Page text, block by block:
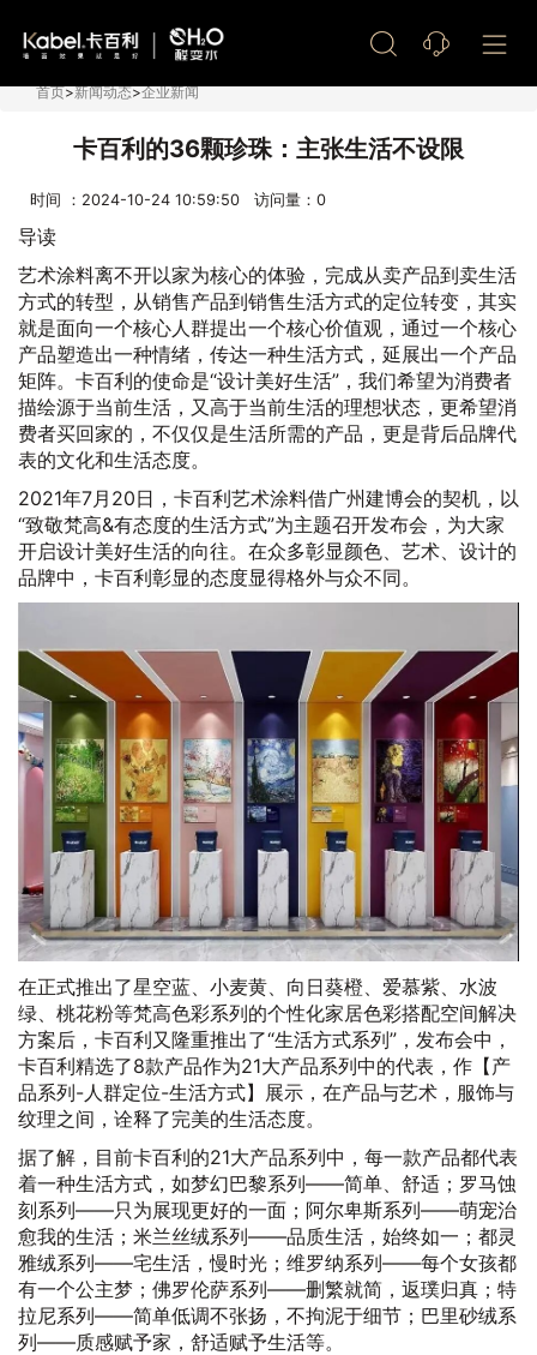
首页>新闻动态>企业新闻
卡百利的36颗珍珠：主张生活不设限
时间 ：2024-10-24 10:59:50 访问量： 0
导读
艺术涂料离不开以家为核心的体验，完成从卖产品到卖生活
方式的转型，从销售产品到销售生活方式的定位转变，其实
就是面向一个核心人群提出一个核心价值观，通过一个核心
产品塑造出一种情绪，传达一种生活方式，延展出一个产品
矩阵。卡百利的使命是“设计美好生活”，我们希望为消费者
描绘源于当前生活，又高于当前生活的理想状态，更希望消
费者买回家的，不仅仅是生活所需的产品，更是背后品牌代
表的文化和生活态度。
2021年7月20日，卡百利艺术涂料借广州建博会的契机，以
“致敬梵高&有态度的生活方式”为主题召开发布会，为大家
开启设计美好生活的向往。在众多彰显颜色、艺术、设计的
品牌中，卡百利彰显的态度显得格外与众不同。
在正式推出了星空蓝、小麦黄、向日葵橙、爱慕紫、水波
绿、桃花粉等梵高色彩系列的个性化家居色彩搭配空间解决
方案后，卡百利又隆重推出了“生活方式系列”，发布会中，
卡百利精选了8款产品作为21大产品系列中的代表，作【产
品系列-人群定位-生活方式】展示，在产品与艺术，服饰与
纹理之间，诠释了完美的生活态度。
据了解，目前卡百利的21大产品系列中，每一款产品都代表
着一种生活方式，如梦幻巴黎系列——简单、舒适；罗马蚀
刻系列——只为展现更好的一面；阿尔卑斯系列——萌宠治
愈我的生活；米兰丝绒系列——品质生活，始终如一；都灵
雅绒系列——宅生活，慢时光；维罗纳系列——每个女孩都
有一个公主梦；佛罗伦萨系列——删繁就简，返璞归真；特
拉尼系列——简单低调不张扬，不拘泥于细节；巴里砂绒系
列——质感赋予家，舒适赋予生活等。